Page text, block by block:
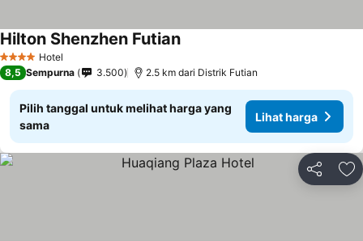
4 BintangHotel
Hilton Shenzhen FutianLihat harga
8,5 Sempurna 3.500 2.5 km dari Distrik Futian
Pilih tanggal untuk melihat harga yang
sama
Lihat harga
Bagikan